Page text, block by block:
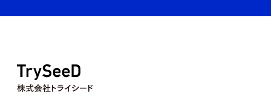
株式会社トライシード